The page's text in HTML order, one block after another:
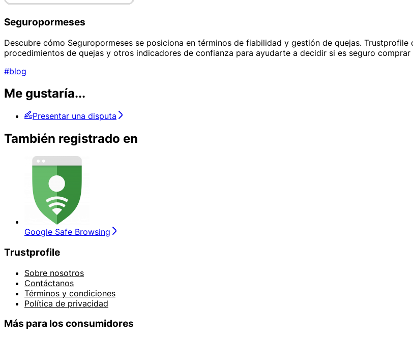
Seguropormeses
Descubre cómo Seguropormeses se posiciona en términos de fiabilidad y gestión de quejas.
procedimientos de quejas y otros indicadores de confianza para ayudarte a decidir si es seguro comprar
#blog
Me gustaría...
Presentar una disputa
También registrado en
Google Safe Browsing
Trustprofile
Sobre nosotros
Contáctanos
Términos y condiciones
Política de privacidad
Más para los consumidores